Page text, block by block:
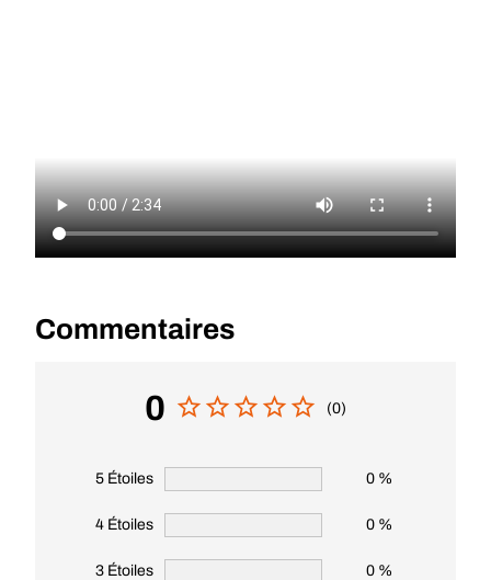
Commentaires
0 (0)
5 Étoiles 0 %
4 Étoiles 0 %
3 Étoiles 0 %